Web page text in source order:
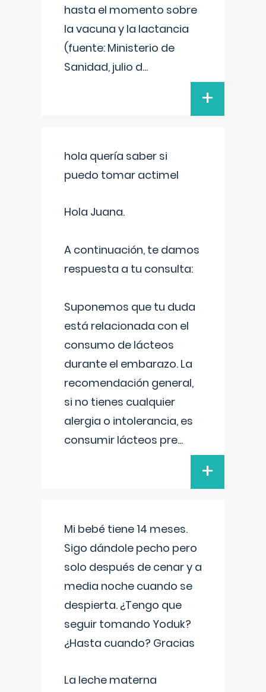
hasta el momento sobre
la vacuna y la lactancia
(fuente: Ministerio de
Sanidad, julio d...
+
hola quería saber si
puedo tomar actimel
Hola Juana.
A continuación, te damos
respuesta a tu consulta:
Suponemos que tu duda
está relacionada con el
consumo de lácteos
durante el embarazo. La
recomendación general,
si no tienes cualquier
alergia o intolerancia, es
consumir lácteos pre...
+
Mi bebé tiene 14 meses.
Sigo dándole pecho pero
solo después de cenar y a
media noche cuando se
despierta. ¿Tengo que
seguir tomando Yoduk?
¿Hasta cuando? Gracias
La leche materna